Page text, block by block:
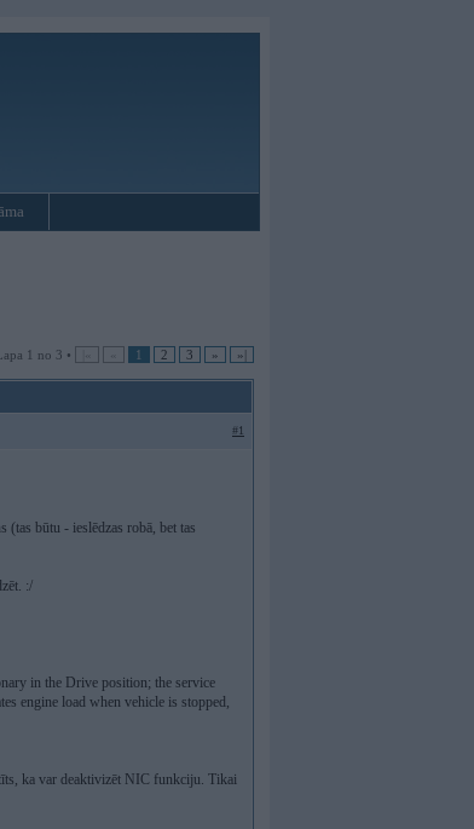
1 no 3 • |« « 1 2 3 » »|
#1
(tas būtu - ieslēdzas robā, bet tas
:/
in the Drive position; the service
engine load when vehicle is stopped,
ka var deaktivizēt NIC funkciju. Tikai